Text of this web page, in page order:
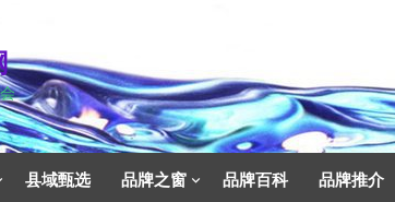
县域甄选 品牌之窗 品牌百科 品牌推介